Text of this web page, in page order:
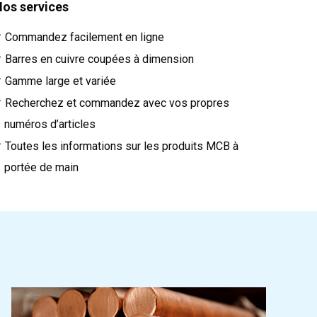
services
Commandez facilement en ligne
Barres en cuivre coupées à dimension
Gamme large et variée
Recherchez et commandez avec vos propres
numéros d’articles
Toutes les informations sur les produits MCB à
portée de main